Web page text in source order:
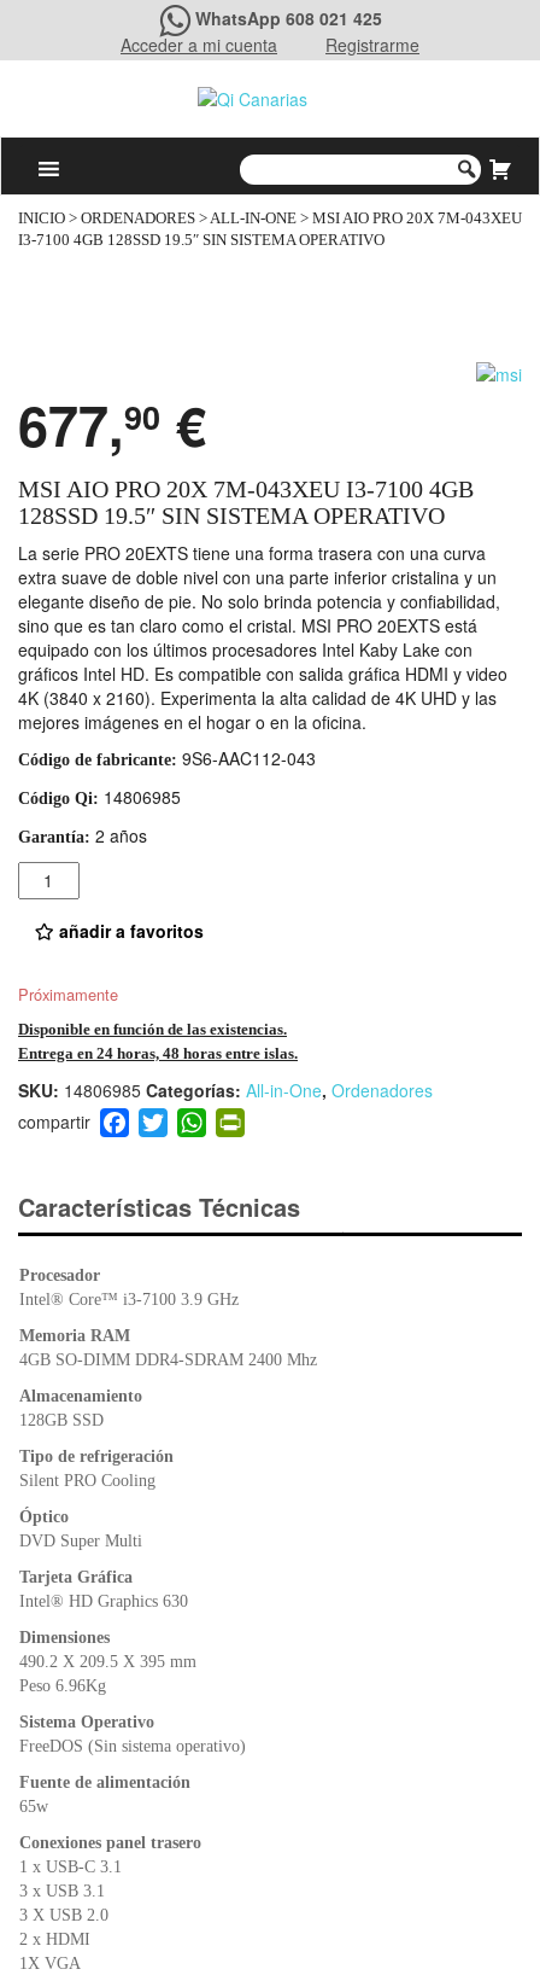
WhatsApp 608 021 425
Acceder a mi cuenta
Registrarme
INICIO > ORDENADORES >ALL-IN-ONE > MSI AIO PRO 20X 7M-043XEU
I3-7100 4GB 128SSD 19.5″ SIN SISTEMA OPERATIVO
677,90 €
MSI AIO PRO 20X 7M-043XEU I3-7100 4GB
128SSD 19.5″ SIN SISTEMA OPERATIVO
La serie PRO 20EXTS tiene una forma trasera con una curva
extra suave de doble nivel con una parte inferior cristalina y un
elegante diseño de pie. No solo brinda potencia y confiabilidad,
sino que es tan claro como el cristal. MSI PRO 20EXTS está
equipado con los últimos procesadores Intel Kaby Lake con
gráficos Intel HD. Es compatible con salida gráfica HDMI y video
4K (3840 x 2160). Experimenta la alta calidad de 4K UHD y las
mejores imágenes en el hogar o en la oficina.
Código de fabricante: 9S6-AAC112-043
Código Qi: 14806985
Garantía: 2 años
Cantidad
añadir a favoritos
Próximamente
Disponible en función de las existencias.
Entrega en 24 horas, 48 horas entre islas.
SKU: 14806985 Categorías: All-in-One, Ordenadores
F
a
e
b
o
k
T
wi
er
W
h
s
A
p
ri
e
Características Técnicas
Procesador
Intel® Core™ i3-7100 3.9 GHz
Memoria RAM
4GB SO-DIMM DDR4-SDRAM 2400 Mhz
Almacenamiento
128GB SSD
Tipo de refrigeración
Silent PRO Cooling
Óptico
DVD Super Multi
Tarjeta Gráfica
Intel® HD Graphics 630
Dimensiones
490.2 X 209.5 X 395 mm
Peso 6.96Kg
Sistema Operativo
FreeDOS (Sin sistema operativo)
Fuente de alimentación
65w
Conexiones panel trasero
1 x USB-C 3.1
3 x USB 3.1
3 X USB 2.0
2 x HDMI
1X VGA